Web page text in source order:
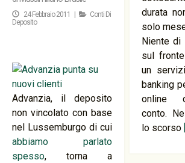
durata
solo
Niente di
sul
un
banking
online
conto.
lo scorso
24 Febbraio 2011 |
Conti Di
Deposito
Advanzia, il deposito
non vincolato con base
nel Lussemburgo di cui
abbiamo parlato
spesso, torna a